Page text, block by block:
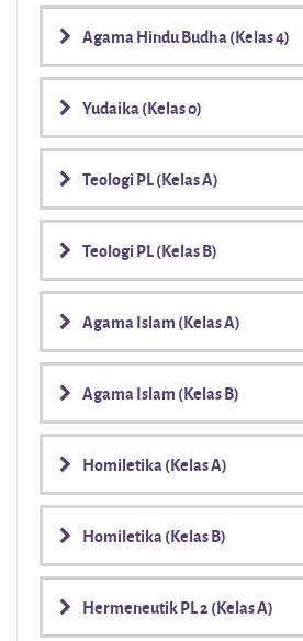
Agama Hindu Budha (Kelas 4)
Yudaika (Kelas 0)
Teologi PL (Kelas A)
Teologi PL (Kelas B)
Agama Islam (Kelas A)
Agama Islam (Kelas B)
Homiletika (Kelas A)
Homiletika (Kelas B)
Hermeneutik PL 2 (Kelas A)